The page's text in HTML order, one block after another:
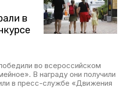
в
во всероссийском
В награду они получили
в пресс-службе «Движения